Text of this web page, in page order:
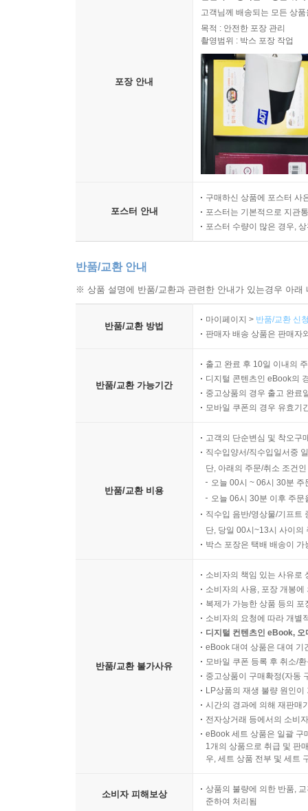
포장 안내
고객님께 배송되는 모든 상
목적 : 안전한 포장 관리
촬영범위 : 박스 포장 작업
포스터 안내
구매하신 상품에 포스터 사
포스터는 기본적으로 지관
포스터 수량이 많은 경우,
반품/교환 안내
※ 상품 설명에 반품/교환과 관련한 안내가 있는경우 아
반품/교환 방법
마이페이지 > 반품/교환 신
판매자 배송 상품은 판매자
반품/교환 가능기간
출고 완료 후 10일 이내의
디지털 콘텐츠인 eBook의
중고상품의 경우 출고 완료
모바일 쿠폰의 경우 유효기
반품/교환 비용
고객의 단순변심 및 착오구
직수입양서/직수입일서중
단, 아래의 주문/취소 조건
오늘 00시 ~ 06시 30분
오늘 06시 30분 이후 주
직수입 음반/영상물/기프트
단, 당일 00시~13시 사이의
박스 포장은 택배 배송이
반품/교환 불가사유
소비자의 책임 있는 사유로
소비자의 사용, 포장 개봉
복제가 가능한 상품 등의
소비자의 요청에 따라 개별
디지털 컨텐츠인 eBook,
eBook 대여 상품은 대여 기
모바일 쿠폰 등록 후 취소/
중고상품이 구매확정(자동
LP상품의 재생 불량 원인
시간의 경과에 의해 재판매
전자상거래 등에서의 소비
eBook 세트 상품은 일괄 구
1개의 상품으로 취급 및 판
우, 세트 상품 전부 및 세트
소비자 피해보상
상품의 불량에 의한 반품,
준하여 처리됨